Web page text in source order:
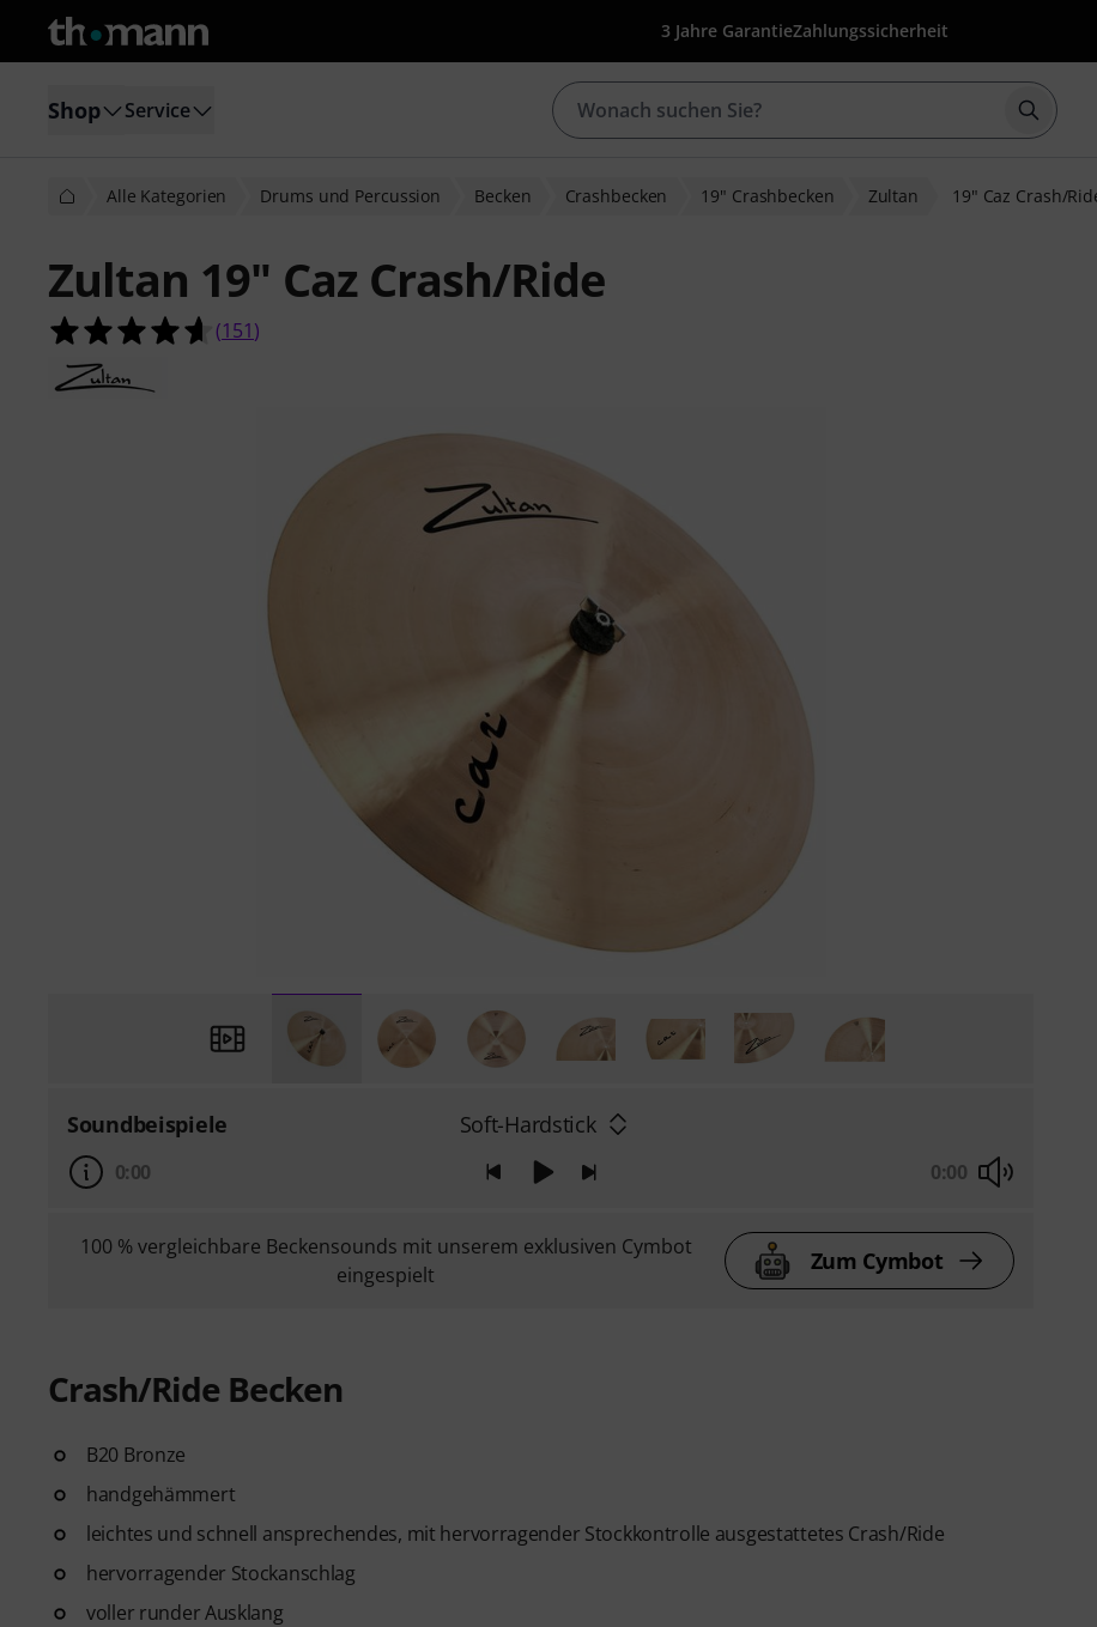
3 Jahre GarantieZahlungssicherheit
Shop Service Suche
Alle Kategorien Drums und Percussion Becken Crashbecken 19" Crashbecken Zultan 19" Caz Crash/
Zultan 19" Caz Crash/Ride
4.6 von 5 Sternen aus 151 Kundenbewertungen
(151)
Soundbeispiele Soft-Hardstick
0:00 0:00
100 % vergleichbare Beckensounds mit unserem exklusiven Cymbot
eingespielt
Zum Cymbot
Crash/Ride Becken
B20 Bronze
handgehämmert
leichtes und schnell ansprechendes, mit hervorragender Stockkontrolle ausgestattetes Crash/Ride
hervorragender Stockanschlag
voller runder Ausklang